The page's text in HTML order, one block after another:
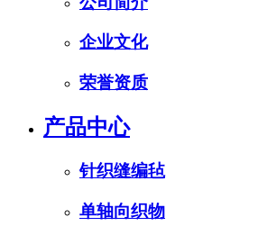
企业文化
荣誉资质
产品中心
针织缝编毡
单轴向织物